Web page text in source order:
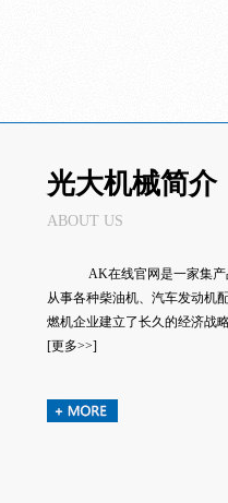
光大机械简介
ABOUT US
AK在线官网是一家集
从事各种柴油机、汽车发动机
燃机企业建立了长久的经济战
[更多>>]